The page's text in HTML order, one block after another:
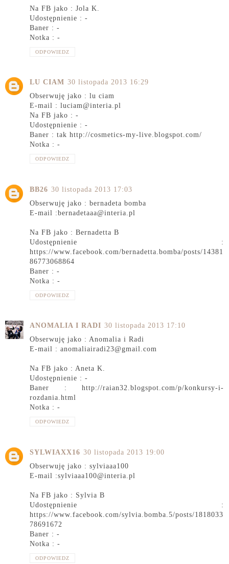
Na FB jako : Jola K.
Udostępnienie : -
Baner : -
Notka : -
ODPOWIEDZ
LU CIAM 30 listopada 2013 16:29
Obserwuję jako : lu ciam
E-mail : luciam@interia.pl
Na FB jako : -
Udostępnienie : -
Baner : tak http://cosmetics-my-live.blogspot.com/
Notka : -
ODPOWIEDZ
BB26 30 listopada 2013 17:03
Obserwuję jako : bernadeta bomba
E-mail :bernadetaaa@interia.pl
Na FB jako : Bernadetta B
Udostępnienie :
https://www.facebook.com/bernadetta.bomba/posts/14381
86773068864
Baner : -
Notka : -
ODPOWIEDZ
ANOMALIA I RADI 30 listopada 2013 17:10
Obserwuję jako : Anomalia i Radi
E-mail : anomaliairadi23@gmail.com
Na FB jako : Aneta K.
Udostępnienie : -
Baner : http://raian32.blogspot.com/p/konkursy-i-
rozdania.html
Notka : -
ODPOWIEDZ
SYLWIAXX16 30 listopada 2013 19:00
Obserwuję jako : sylviaaa100
E-mail :sylviaaa100@interia.pl
Na FB jako : Sylvia B
Udostępnienie :
https://www.facebook.com/sylvia.bomba.5/posts/1818033
78691672
Baner : -
Notka : -
ODPOWIEDZ